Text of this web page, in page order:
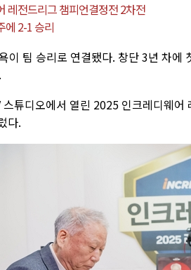
레전드리그 챔피언결정전 2차전
에 2-1 승리
이 팀 승리로 연결됐다. 창단 3년 차
튜디오에서 열린 2025 인크레디웨
다.